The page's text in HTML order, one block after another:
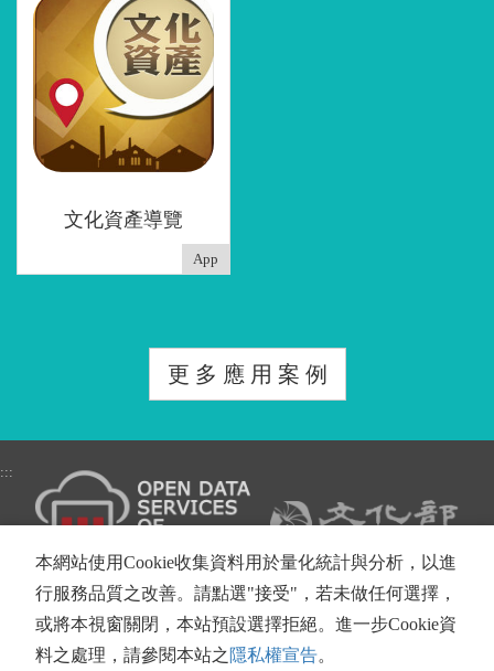
文化資產導覽
App
更 多 應 用 案 例
:::
文化部 Copyright © 2016 著作權所有
地址：24219新北市新莊區中平路439號南棟13樓
隱私權及安全政策宣示|著作權聲明
本網站使用Cookie收集資料用於量化統計與分析，以進
行服務品質之改善。請點選"接受"，若未做任何選擇，
或將本視窗關閉，本站預設選擇拒絕。進一步Cookie資
料之處理，請參閱本站之 隱私權宣告。